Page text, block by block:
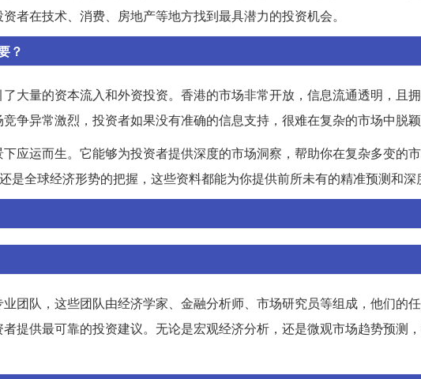
者在技术、消费、房地产等地方找到最具潜力的投资机会。
？
大量的资本流入和外资投资。香港的市场非常开放，信息流通透明，且
争异常激烈，投资者如果没有准确的信息支持，很难在复杂的市场中脱颖
应运而生。它能够为投资者提供深度的市场洞察，帮助你在复杂多变的
是全球经济形势的把握，这些资料都能为你提供前所未有的精准预测和深
团队，这些团队由经济学家、金融分析师、市场研究员等组成，他们的
提供最可靠的投资建议。无论是宏观经济分析，还是微观市场趋势预测